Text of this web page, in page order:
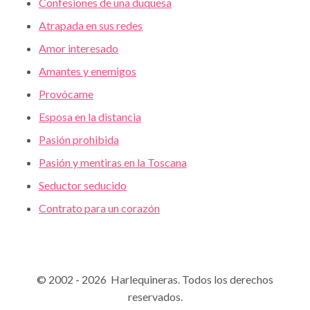
Atrapada en sus redes
Amor interesado
Amantes y enemigos
Provócame
Esposa en la distancia
Pasión prohibida
Pasión y mentiras en la Toscana
Seductor seducido
Contrato para un corazón
© 2002 - 2026 Harlequineras. Todos los derechos
reservados.